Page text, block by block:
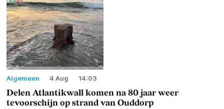
Algemeen 4 Aug 14:03
Delen Atlantikwall komen na 80 jaar weer
tevoorschijn op strand van Ouddorp